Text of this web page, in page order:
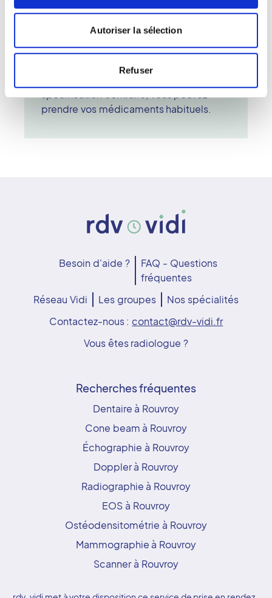
Autoriser la sélection
Refuser
Y a-t-il des précautions à prendre ?
pas de rayons X. C'est un examen non
irradiant et indolore, l'IRM ne présente
aucun risque pour la santé du patient. Il
spécification contraire, vous pouvez
prendre vos médicaments habituels.
Besoin d'aide ?
FAQ - Questions
fréquentes
Réseau Vidi
Les groupes
Nos spécialités
Contactez-nous : contact@rdv-vidi.fr
Vous êtes radiologue ?
Recherches fréquentes
Dentaire à Rouvroy
Cone beam à Rouvroy
Échographie à Rouvroy
Doppler à Rouvroy
Radiographie à Rouvroy
EOS à Rouvroy
Ostéodensitométrie à Rouvroy
Mammographie à Rouvroy
Scanner à Rouvroy